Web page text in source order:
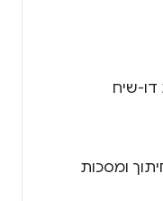
דו-שיח
ומסכות